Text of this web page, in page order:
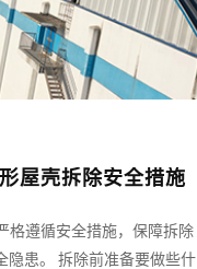
屋壳拆除安全措施
格遵循安全措施，保障拆除
隐患。 拆除前准备要做些什